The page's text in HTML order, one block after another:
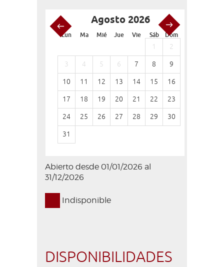
Agosto 2026
Lun Ma Mié Jue Vie Sáb Dom
1 2
3 4 5 6 7 8 9
10 11 12 13 14 15 16
17 18 19 20 21 22 23
24 25 26 27 28 29 30
31
Abierto desde 01/01/2026 al
31/12/2026
Indisponible
DISPONIBILIDADES